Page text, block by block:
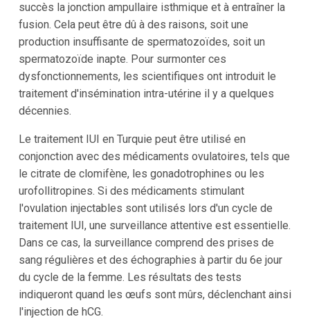
succès la jonction ampullaire isthmique et à entraîner la
fusion. Cela peut être dû à des raisons, soit une
production insuffisante de spermatozoïdes, soit un
spermatozoïde inapte. Pour surmonter ces
dysfonctionnements, les scientifiques ont introduit le
traitement d'insémination intra-utérine il y a quelques
décennies.
Le traitement IUI en Turquie peut être utilisé en
conjonction avec des médicaments ovulatoires, tels que
le citrate de clomifène, les gonadotrophines ou les
urofollitropines. Si des médicaments stimulant
l'ovulation injectables sont utilisés lors d'un cycle de
traitement IUI, une surveillance attentive est essentielle.
Dans ce cas, la surveillance comprend des prises de
sang régulières et des échographies à partir du 6e jour
du cycle de la femme. Les résultats des tests
indiqueront quand les œufs sont mûrs, déclenchant ainsi
l'injection de hCG.